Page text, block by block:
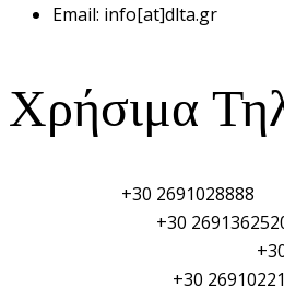
Email: info[at]dlta.gr
Χρήσιμα
+30 2691028888
+30
+30